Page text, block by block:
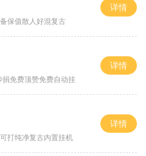
保值散人好混复古
详情
免费顶赞免费自动挂
详情
打纯净复古内置挂机
详情